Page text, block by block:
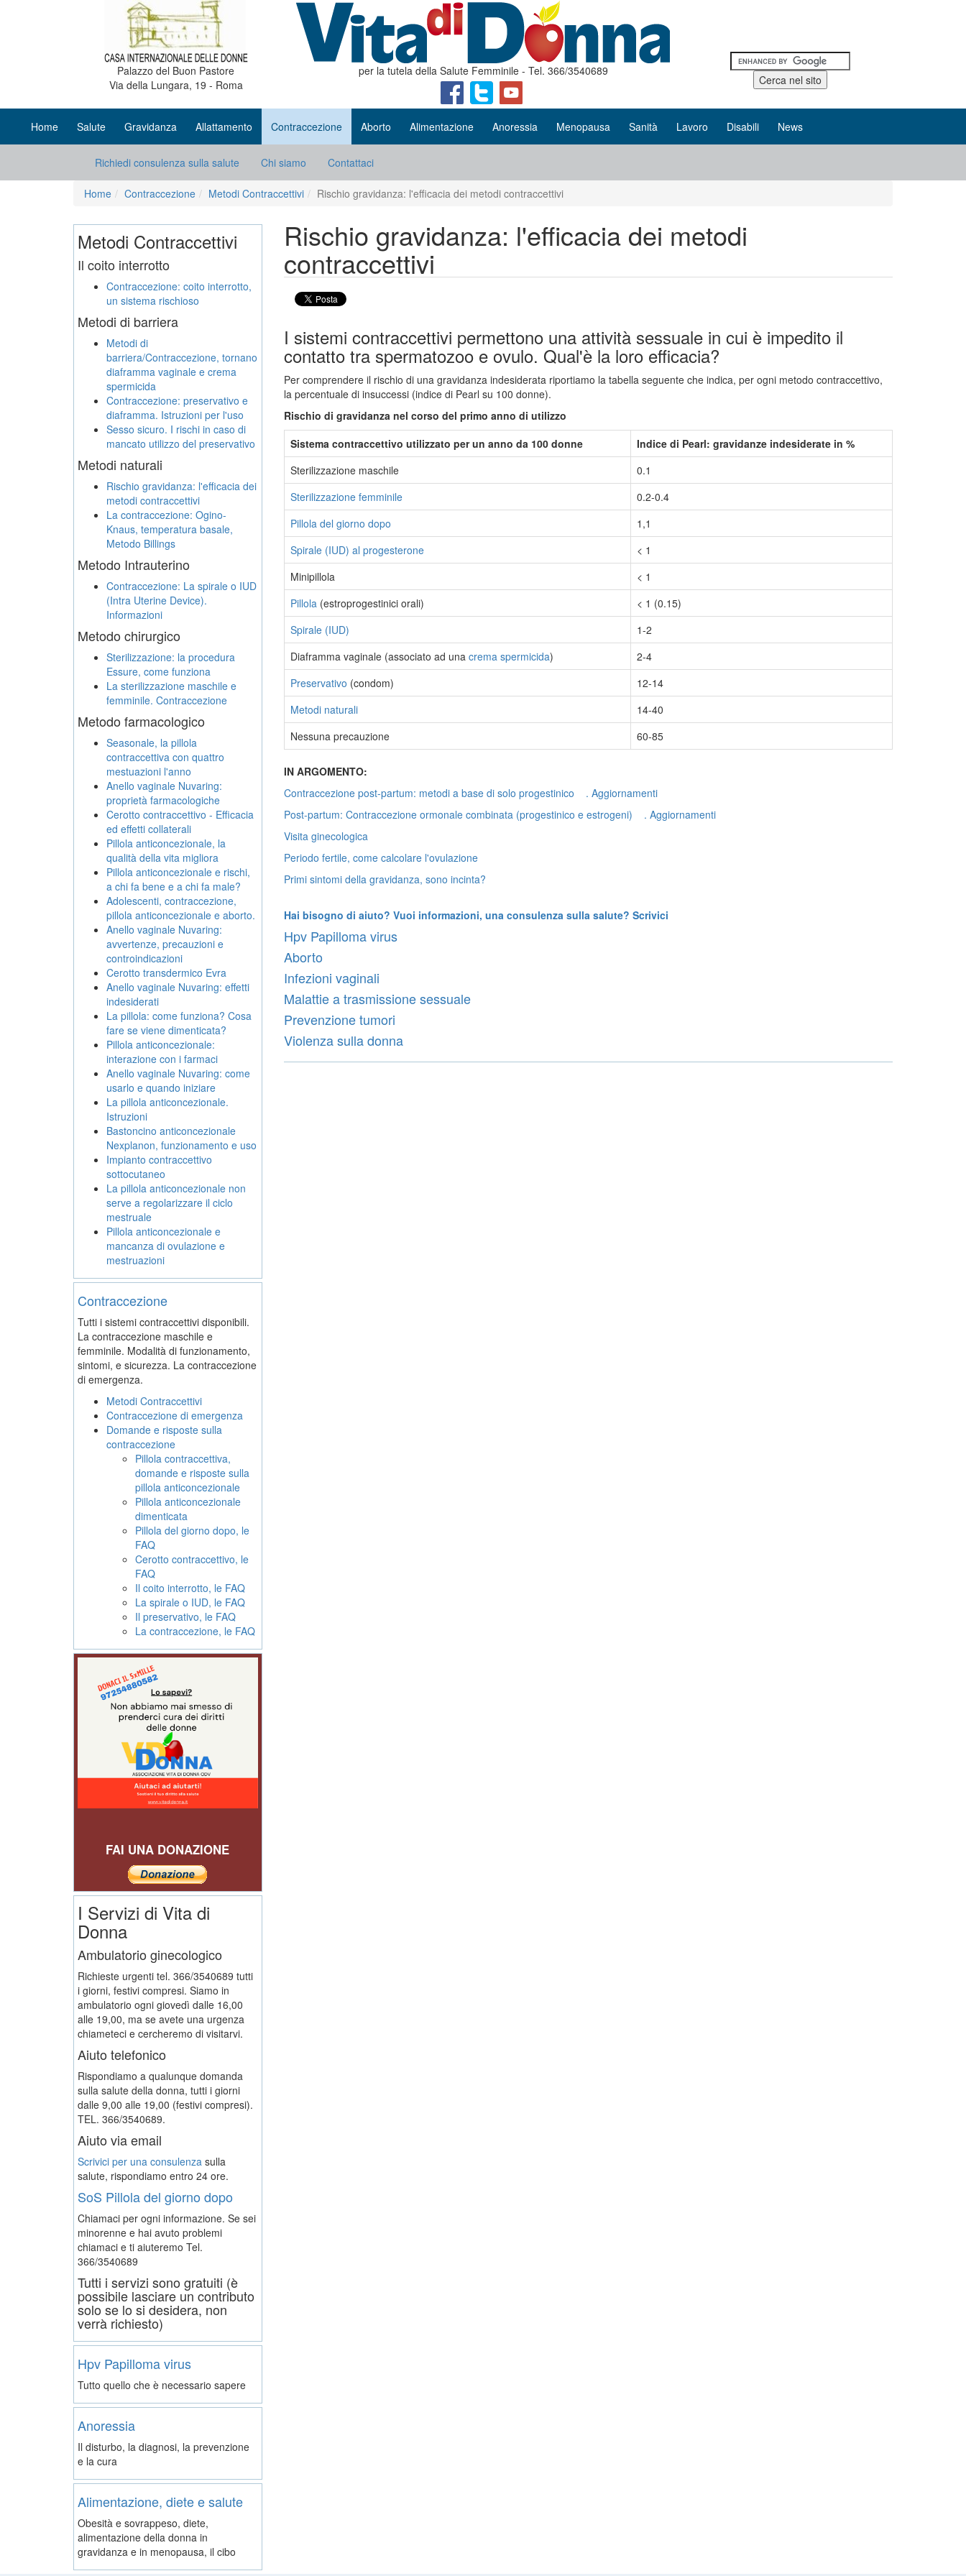
Palazzo del Buon Pastore
Via della Lungara, 19 - Roma
per la tutela della Salute Femminile - Tel. 366/3540689
Home Salute Gravidanza Allattamento Contraccezione Aborto Alimentazione Anoressia Menopausa Sanità Lavoro Disabili News
Richiedi consulenza sulla salute Chi siamo Contattaci
Home Contraccezione Metodi Contraccettivi Rischio gravidanza: l'efficacia dei metodi contraccettivi
Rischio gravidanza: l'efficacia dei metodi
contraccettivi
I sistemi contraccettivi permettono una attività sessuale in cui è impedito il
contatto tra spermatozoo e ovulo. Qual'è la loro efficacia?
Per comprendere il rischio di una gravidanza indesiderata riportiamo la tabella seguente che indica, per ogni metodo contraccettivo,
la percentuale di insuccessi (indice di Pearl su 100 donne).
Rischio di gravidanza nel corso del primo anno di utilizzo
Sistema contraccettivo utilizzato per un anno da 100 donne
Indice di Pearl: gravidanze indesiderate in %
Sterilizzazione maschile
0.1
Sterilizzazione femminile
0.2-0.4
Pillola del giorno dopo
1,1
Spirale (IUD) al progesterone
< 1
Minipillola
< 1
Pillola (estroprogestinici orali)
< 1 (0.15)
Spirale (IUD)
1-2
Diaframma vaginale (associato ad una crema spermicida)
2-4
Preservativo (condom)
12-14
Metodi naturali
14-40
Nessuna precauzione
60-85
IN ARGOMENTO:
Contraccezione post-partum: metodi a base di solo progestinico . Aggiornamenti
Post-partum: Contraccezione ormonale combinata (progestinico e estrogeni) . Aggiornamenti
Visita ginecologica
Periodo fertile, come calcolare l'ovulazione
Primi sintomi della gravidanza, sono incinta?
Hai bisogno di aiuto? Vuoi informazioni, una consulenza sulla salute? Scrivici
Hpv Papilloma virus
Aborto
Infezioni vaginali
Malattie a trasmissione sessuale
Prevenzione tumori
Violenza sulla donna
Metodi Contraccettivi
Il coito interrotto
Contraccezione: coito interrotto,
un sistema rischioso
Metodi di barriera
Metodi di
barriera/Contraccezione, tornano
diaframma vaginale e crema
spermicida
Contraccezione: preservativo e
diaframma. Istruzioni per l'uso
Sesso sicuro. I rischi in caso di
mancato utilizzo del preservativo
Metodi naturali
Rischio gravidanza: l'efficacia dei
metodi contraccettivi
La contraccezione: Ogino-
Knaus, temperatura basale,
Metodo Billings
Metodo Intrauterino
Contraccezione: La spirale o IUD
(Intra Uterine Device).
Informazioni
Metodo chirurgico
Sterilizzazione: la procedura
Essure, come funziona
La sterilizzazione maschile e
femminile. Contraccezione
Metodo farmacologico
Seasonale, la pillola
contraccettiva con quattro
mestuazioni l'anno
Anello vaginale Nuvaring:
proprietà farmacologiche
Cerotto contraccettivo - Efficacia
ed effetti collaterali
Pillola anticoncezionale, la
qualità della vita migliora
Pillola anticoncezionale e rischi,
a chi fa bene e a chi fa male?
Adolescenti, contraccezione,
pillola anticoncezionale e aborto.
Anello vaginale Nuvaring:
avvertenze, precauzioni e
controindicazioni
Cerotto transdermico Evra
Anello vaginale Nuvaring: effetti
indesiderati
La pillola: come funziona? Cosa
fare se viene dimenticata?
Pillola anticoncezionale:
interazione con i farmaci
Anello vaginale Nuvaring: come
usarlo e quando iniziare
La pillola anticoncezionale.
Istruzioni
Bastoncino anticoncezionale
Nexplanon, funzionamento e uso
Impianto contraccettivo
sottocutaneo
La pillola anticoncezionale non
serve a regolarizzare il ciclo
mestruale
Pillola anticoncezionale e
mancanza di ovulazione e
mestruazioni
Contraccezione
Tutti i sistemi contraccettivi disponibili.
La contraccezione maschile e
femminile. Modalità di funzionamento,
sintomi, e sicurezza. La contraccezione
di emergenza.
Metodi Contraccettivi
Contraccezione di emergenza
Domande e risposte sulla
contraccezione
Pillola contraccettiva,
domande e risposte sulla
pillola anticoncezionale
Pillola anticoncezionale
dimenticata
Pillola del giorno dopo, le
FAQ
Cerotto contraccettivo, le
FAQ
Il coito interrotto, le FAQ
La spirale o IUD, le FAQ
Il preservativo, le FAQ
La contraccezione, le FAQ
FAI UNA DONAZIONE
I Servizi di Vita di
Donna
Ambulatorio ginecologico
Richieste urgenti tel. 366/3540689 tutti
i giorni, festivi compresi. Siamo in
ambulatorio ogni giovedì dalle 16,00
alle 19,00, ma se avete una urgenza
chiameteci e cercheremo di visitarvi.
Aiuto telefonico
Rispondiamo a qualunque domanda
sulla salute della donna, tutti i giorni
dalle 9,00 alle 19,00 (festivi compresi).
TEL. 366/3540689.
Aiuto via email
Scrivici per una consulenza sulla
salute, rispondiamo entro 24 ore.
SoS Pillola del giorno dopo
Chiamaci per ogni informazione. Se sei
minorenne e hai avuto problemi
chiamaci e ti aiuteremo Tel.
366/3540689
Tutti i servizi sono gratuiti (è
possibile lasciare un contributo
solo se lo si desidera, non
verrà richiesto)
Hpv Papilloma virus
Tutto quello che è necessario sapere
Anoressia
Il disturbo, la diagnosi, la prevenzione
e la cura
Alimentazione, diete e salute
Obesità e sovrappeso, diete,
alimentazione della donna in
gravidanza e in menopausa, il cibo